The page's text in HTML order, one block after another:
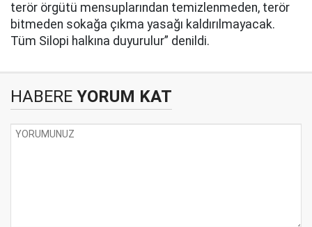
terör örgütü mensuplarından temizlenmeden, terör
bitmeden sokağa çıkma yasağı kaldırılmayacak.
Tüm Silopi halkına duyurulur” denildi.
HABERE YORUM KAT